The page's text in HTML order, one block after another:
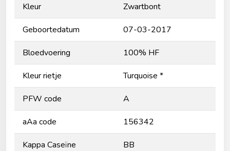
Kleur Zwartbont
Geboortedatum 07-03-2017
Bloedvoering 100% HF
Kleur rietje Turquoise *
PFW code A
aAa code 156342
Kappa Caseïne BB